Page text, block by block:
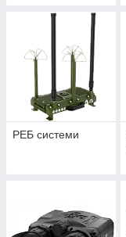
РЕБ системи